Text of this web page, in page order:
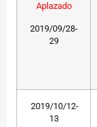
Aplazado
2019/09/28-
29
2019/10/12-
13